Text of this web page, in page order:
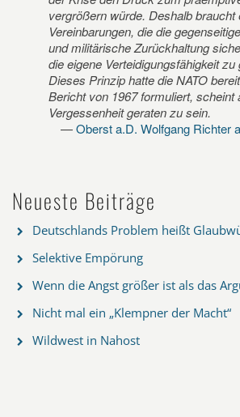
vergrößern würde. Deshalb braucht
Vereinbarungen, die die
und militärische Zurückhaltung
die eigene Verteidigungsfähigkeit zu
Dieses Prinzip hatte die NATO
Bericht von 1967 formuliert, scheint
Vergessenheit geraten zu sein.
Oberst a.D. Wolfgang Richter
Neueste Beiträge
Deutschlands Problem heißt
Selektive Empörung
Wenn die Angst größer ist als das
Nicht mal ein „Klempner der Macht“
Wildwest in Nahost